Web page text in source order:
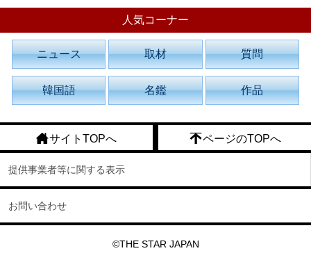
人気コーナー
ニュース 取材 質問
韓国語 名鑑 作品
サイトTOPへ ページのTOPへ
提供事業者等に関する表示
お問い合わせ
©THE STAR JAPAN